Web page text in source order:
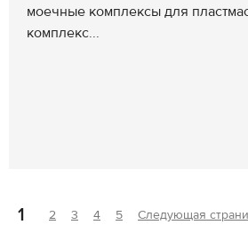
моечные комплексы для
комплекс...
1 2 3 4 5 Следующая